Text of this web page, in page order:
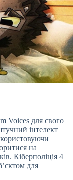
Voices для свого
інтелект
на
Кіберполіція 4
для